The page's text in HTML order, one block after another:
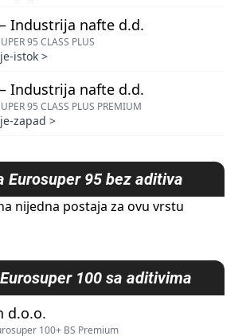
Industrija nafte d.d.
95 CLASS PLUS
istok >
Industrija nafte d.d.
95 CLASS PLUS PREMIUM
zapad >
Eurosuper 95 bez aditiva
nijedna postaja za ovu vrstu
Eurosuper 100 sa aditivima
d.o.o.
100+ BS Premium